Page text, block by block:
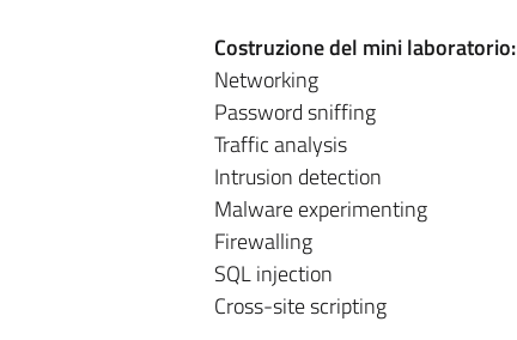
Costruzione del mini laboratorio:
Networking
Password sniffing
Traffic analysis
Intrusion detection
Malware experimenting
Firewalling
SQL injection
Cross-site scripting